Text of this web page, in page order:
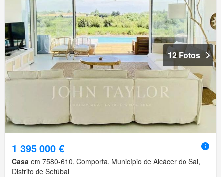
12 Fotos
1 395 000 €
Casa em 7580-610, Comporta, Município de Alcácer do Sal,
Distrito de Setúbal